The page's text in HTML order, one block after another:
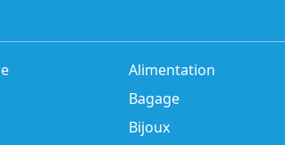
Alimentation
Bagage
Bijoux